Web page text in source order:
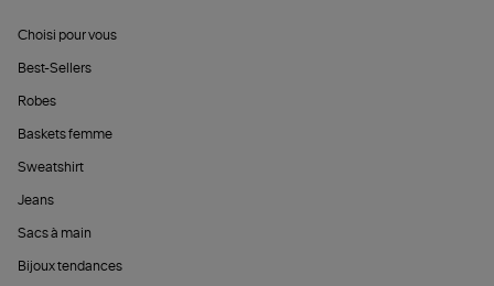
Choisi pour vous
Best-Sellers
Robes
Baskets femme
Sweatshirt
Jeans
Sacs à main
Bijoux tendances